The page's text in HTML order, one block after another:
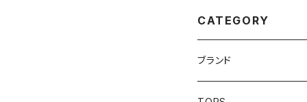
CATEGORY
ブランド